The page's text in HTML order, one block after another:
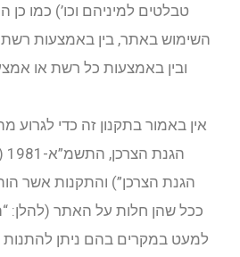
טבלטים למיניהם וכו’) כמו כן
השימוש באתר, בין באמצעות
ובין באמצעות כל רשת או
אין באמור בתקנון זה כדי לגרוע
הגנת הצרכן”) והתקנות אשר
ככל שהן חלות על האתר (להלן:
למעט במקרים בהם ניתן להתנות